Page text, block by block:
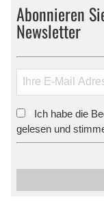
Abonnieren
Newsletter
Ich habe die
gelesen und